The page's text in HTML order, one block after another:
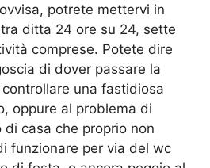
potrete mettervi in
ditta 24 ore su 24, sette
comprese. Potete dire
di dover passare la
una fastidiosa
oppure al problema di
di casa che proprio non
funzionare per via del wc